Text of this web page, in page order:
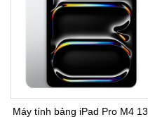
Máy tính bảng iPad Pro M4 13